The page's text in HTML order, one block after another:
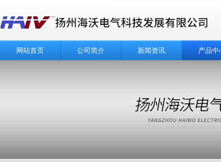
网站首页 公司简介 新闻资讯 产品中